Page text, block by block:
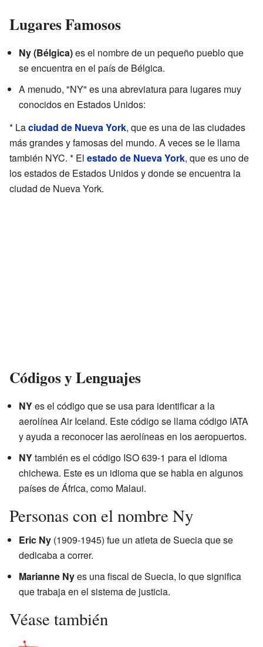
Lugares Famosos
Ny (Bélgica)es el nombre de un pequeño pueblo que
se encuentra en el país de Bélgica.
A menudo, "NY" es una abreviatura para lugares muy
conocidos en Estados Unidos:
* Laciudad de Nueva York, que es una de las ciudades
más grandes y famosas del mundo. A veces se le llama
también NYC. * El estado de Nueva York, que es uno de
los estados de Estados Unidos y donde se encuentra la
ciudad de Nueva York.
Códigos y Lenguajes
NYes el código que se usa para identificar a la
aerolínea Air Iceland. Este código se llama código IATA
y ayuda a reconocer las aerolíneas en los aeropuertos.
NYtambién es el código ISO 639-1 para el idioma
chichewa. Este es un idioma que se habla en algunos
países de África, como Malaui.
Personas con el nombre Ny
Eric Ny (1909-1945) fue un atleta de Suecia que se
dedicaba a correr.
Marianne Nyes una fiscal de Suecia, lo que significa
que trabaja en el sistema de justicia.
Véase también